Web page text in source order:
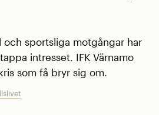
och sportsliga motgångar har
intresset. IFK Värnamo
som få bryr sig om.